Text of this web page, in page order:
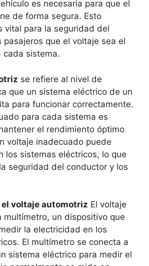
es necesaria para que el
de forma segura. Esto
vital para la seguridad del
pasajeros que el voltaje sea el
cada sistema.
se refiere al nivel de
que un sistema eléctrico de un
para funcionar correctamente.
para cada sistema es
el rendimiento óptimo
voltaje inadecuado puede
los sistemas eléctricos, lo que
seguridad del conductor y los
el voltaje automotriz El voltaje
multímetro, un dispositivo que
la electricidad en los
El multímetro se conecta a
sistema eléctrico para medir el